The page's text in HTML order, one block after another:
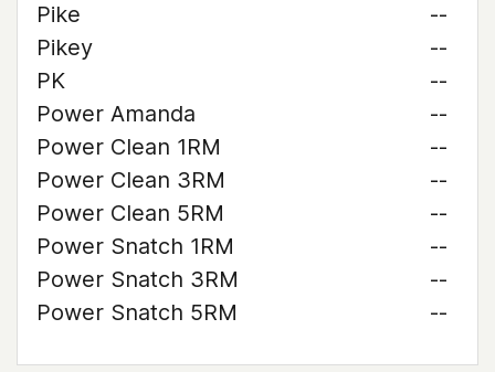
Pike
--
Pikey
--
PK
--
Power Amanda
--
Power Clean 1RM
--
Power Clean 3RM
--
Power Clean 5RM
--
Power Snatch 1RM
--
Power Snatch 3RM
--
Power Snatch 5RM
--